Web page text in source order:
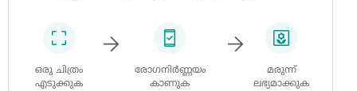
ഒരു ചിത്രം
എടുക്കുക
രോഗനിർണ്ണയം
കാണുക
മരുന്ന്
ലഭ്യമാക്കുക